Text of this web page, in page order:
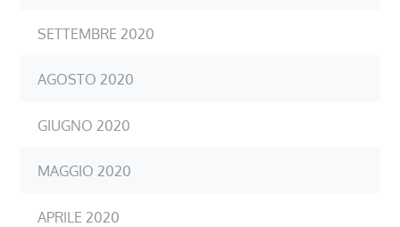
SETTEMBRE 2020
AGOSTO 2020
GIUGNO 2020
MAGGIO 2020
APRILE 2020